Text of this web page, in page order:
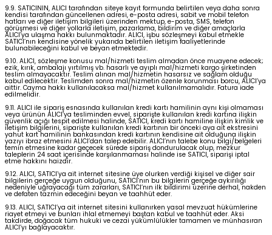
9.9. SATICININ, ALICI tarafından siteye kayıt formunda belirtilen veya daha sonra
kendisi tarafından güncellenen adresi, e-posta adresi, sabit ve mobil telefon
hatları ve diğer iletişim bilgileri üzerinden mektup, e-posta, SMS, telefon
görüşmesi ve diğer yollarla iletişim, pazarlama, bildirim ve diğer amaçlarla
ALICI’ya ulaşma hakkı bulunmaktadır. ALICI, işbu sözleşmeyi kabul etmekle
SATICI’nın kendisine yönelik yukarıda belirtilen iletişim faaliyetlerinde
bulunabileceğini kabul ve beyan etmektedir.
9.10. ALICI, sözleşme konusu mal/hizmeti teslim almadan önce muayene edecek;
ezik, kırık, ambalajı yırtılmış vb. hasarlı ve ayıplı mal/hizmeti kargo şirketinden
teslim almayacaktır. Teslim alınan mal/hizmetin hasarsız ve sağlam olduğu
kabul edilecektir. Teslimden sonra mal/hizmetin özenle korunması borcu, ALICI’ya
aittir. Cayma hakkı kullanılacaksa mal/hizmet kullanılmamalıdır. Fatura iade
edilmelidir.
9.11. ALICI ile sipariş esnasında kullanılan kredi kartı hamilinin aynı kişi olmaması
veya ürünün ALICI’ya tesliminden evvel, siparişte kullanılan kredi kartına ilişkin
güvenlik açığı tespit edilmesi halinde, SATICI, kredi kartı hamiline ilişkin kimlik ve
iletişim bilgilerini, siparişte kullanılan kredi kartının bir önceki aya ait ekstresini
yahut kart hamilinin bankasından kredi kartının kendisine ait olduğuna ilişkin
yazıyı ibraz etmesini ALICI’dan talep edebilir. ALICI’nın talebe konu bilgi/belgeleri
temin etmesine kadar geçecek sürede sipariş dondurulacak olup, mezkur
taleplerin 24 saat içerisinde karşılanmaması halinde ise SATICI, siparişi iptal
etme hakkını haizdir.
9.12. ALICI, SATICI’ya ait internet sitesine üye olurken verdiği kişisel ve diğer sair
bilgilerin gerçeğe uygun olduğunu, SATICI’nın bu bilgilerin gerçeğe aykırılığı
nedeniyle uğrayacağı tüm zararları, SATICI’nın ilk bildirimi üzerine derhal, nakden
ve defaten tazmin edeceğini beyan ve taahhüt eder.
9.13. ALICI, SATICI’ya ait internet sitesini kullanırken yasal mevzuat hükümlerine
riayet etmeyi ve bunları ihlal etmemeyi baştan kabul ve taahhüt eder. Aksi
takdirde, doğacak tüm hukuki ve cezai yükümlülükler tamamen ve münhasıran
ALICI’yı bağlayacaktır.